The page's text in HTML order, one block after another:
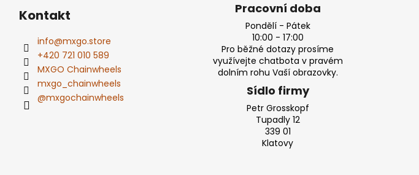
Kontakt
info@mxgo.store
+420 721 010 589
MXGO Chainwheels
mxgo_chainwheels
@mxgochainwheels
Pracovní doba
Pondělí - Pátek
10:00 - 17:00
Pro běžné dotazy prosíme
využívejte chatbota v pravém
dolním rohu Vaší obrazovky.
Sídlo firmy
Petr Grosskopf
Tupadly 12
339 01
Klatovy